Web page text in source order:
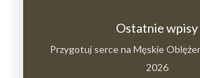
Ostatnie wpisy
Przygotuj serce na Męskie
2026